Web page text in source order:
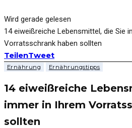
Wird gerade gelesen
14 eiweißreiche Lebensmittel, die Sie
Vorratsschrank haben sollten
TeilenTweet
Ernährung Ernährungstipps
14 eiweißreiche
immer in Ihrem
sollten